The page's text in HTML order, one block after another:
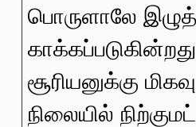
பொருளாலே
சூரியனுக்கு
நிலையில்